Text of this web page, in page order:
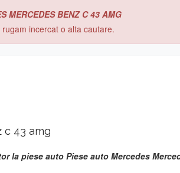
MERCEDES BENZ C 43 AMG
incercat o alta cautare.
c 43 amg
la piese auto Piese auto Mercedes